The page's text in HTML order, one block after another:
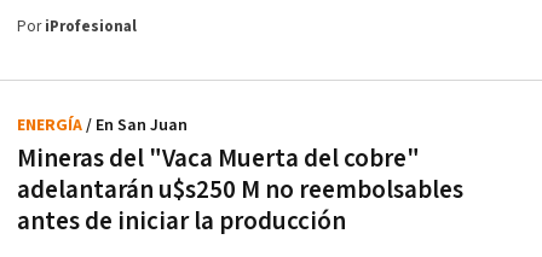
PoriProfesional
Mineras del "Vaca Muerta del cobre"
adelantarán u$s250 M no reembolsables
antes de iniciar la producción
ENERGÍA/ En San Juan